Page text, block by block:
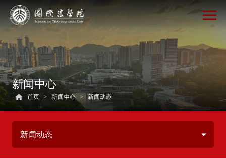
新闻中心
首页 > 新闻中心 > 新闻动态
新闻动态